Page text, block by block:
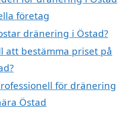
företag
dränering i Östad?
att bestämma priset på
för dränering
Östad